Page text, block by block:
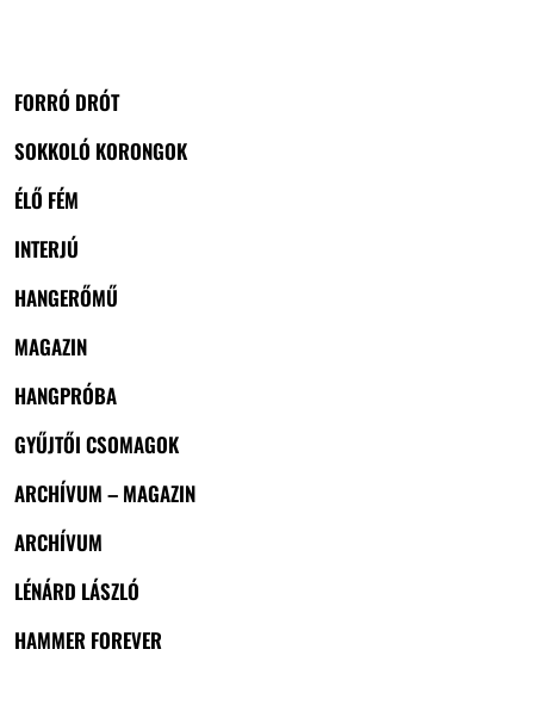
FORRÓ DRÓT
SOKKOLÓ KORONGOK
ÉLŐ FÉM
INTERJÚ
HANGERŐMŰ
MAGAZIN
HANGPRÓBA
GYŰJTŐI CSOMAGOK
ARCHÍVUM – MAGAZIN
ARCHÍVUM
LÉNÁRD LÁSZLÓ
HAMMER FOREVER